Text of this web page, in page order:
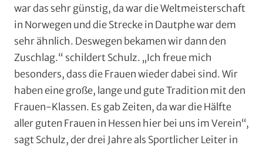
war das sehr günstig, da war die Weltmeisterschaft
in Norwegen und die Strecke in Dautphe war dem
sehr ähnlich. Deswegen bekamen wir dann den
Zuschlag.“ schildert Schulz. „Ich freue mich
besonders, dass die Frauen wieder dabei sind. Wir
haben eine große, lange und gute Tradition mit den
Frauen-Klassen. Es gab Zeiten, da war die Hälfte
aller guten Frauen in Hessen hier bei uns im Verein“,
sagt Schulz, der drei Jahre als Sportlicher Leiter in